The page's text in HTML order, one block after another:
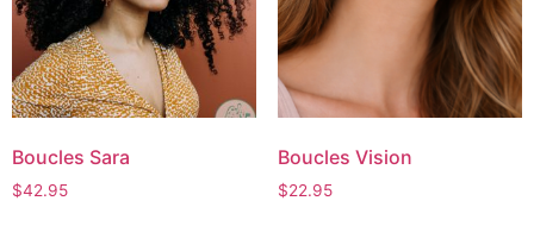
Boucles Sara
$42.95
Boucles Vision
$22.95